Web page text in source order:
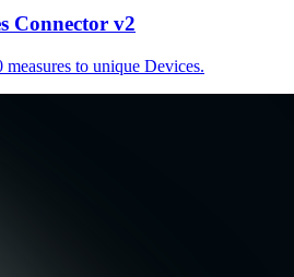
Connector v2
to unique Devices.